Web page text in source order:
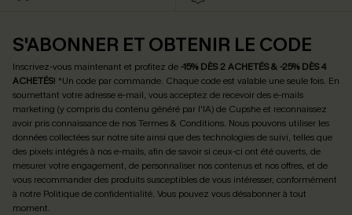
S'ABONNER ET OBTENIR LE CODE
Inscrivez-vous maintenant et profitez de -15% DÈS 2 ACHETÉS & -25% DÈS 4
ACHETÉS! *Un code par commande. Chaque code est valable une seule fois. En
soumettant votre adresse e-mail, vous acceptez de recevoir des e-mails
marketing (y compris du contenu généré par l'IA) de Cupshe et reconnaissez
avoir pris connaissance de nosTermes & Conditions. Nous pouvons utiliser les
données collectées sur notre site ainsi que des technologies de suivi, telles que
des pixels intégrés à nos e-mails, afin de savoir si ceux-ci ont été ouverts, de
mesurer votre engagement, de personnaliser nos contenus et nos offres, et de
vous recommander des produits susceptibles de vous intéresser, conformément
à notre Politique de confidentialité. Vous pouvez vous désabonner à tout
moment.